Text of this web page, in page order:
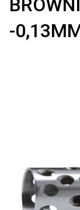
-